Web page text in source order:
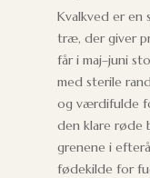
Kvalkved er en
træ, der giver
får i maj–juni
med sterile
og værdifulde
den klare røde
grenene i
fødekilde for